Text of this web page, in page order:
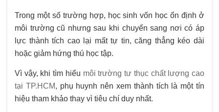
Trong một số trường hợp, học sinh vốn học ổn định ở
môi trường cũ nhưng sau khi chuyển sang nơi có áp
lực thành tích cao lại mất tự tin, căng thẳng kéo dài
hoặc giảm hứng thú học tập.
Vì vậy, khi tìm hiểu môi trường tư thục chất lượng cao
tại TP.HCM, phụ huynh nên xem thành tích là một tín
hiệu tham khảo thay vì tiêu chí duy nhất.